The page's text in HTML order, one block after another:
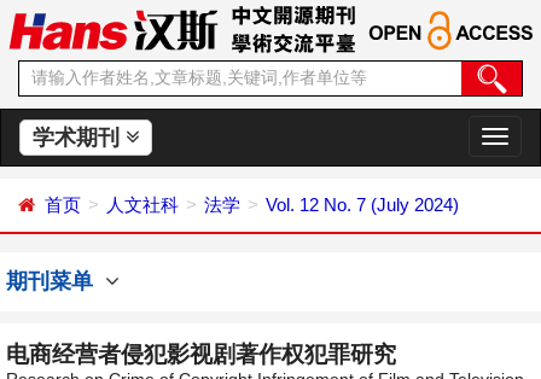
学术期刊
切
换
首页 人文社科 法学 Vol. 12 No. 7 (July 2024)
期刊菜单
电商经营者侵犯影视剧著作权犯罪研究